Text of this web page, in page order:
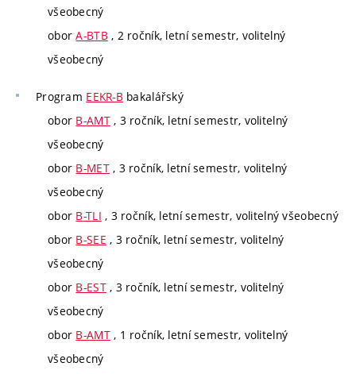
všeobecný
oborA-BTB , 2 ročník, letní semestr, volitelný
všeobecný
Program EEKR-B bakalářský
obor B-AMT, 3 ročník, letní semestr, volitelný
všeobecný
obor B-MET, 3 ročník, letní semestr, volitelný
všeobecný
obor B-TLI , 3 ročník, letní semestr, volitelný všeobecný
obor B-SEE , 3 ročník, letní semestr, volitelný
všeobecný
obor B-EST, 3 ročník, letní semestr, volitelný
všeobecný
obor B-AMT, 1 ročník, letní semestr, volitelný
všeobecný